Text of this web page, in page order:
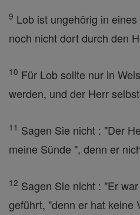
9 Lob ist ungehörig in
noch nicht dort durch den
10 Für Lob sollte nur in
werden, und der Herr
11 Sagen Sie nicht : "Der
meine Sünde ", denn er
12 Sagen Sie nicht : "Er
geführt, "denn er hat keine